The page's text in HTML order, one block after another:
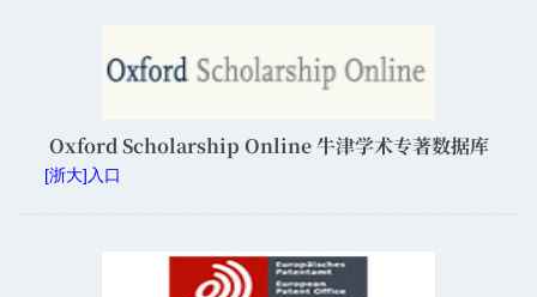
Oxford Scholarship Online 牛津学术专著数据库
[浙大]入口